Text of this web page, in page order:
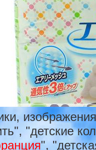
"детские
",